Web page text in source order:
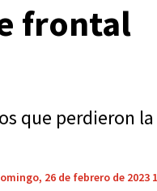
frontal
que perdieron la
26 de febrero de 2023